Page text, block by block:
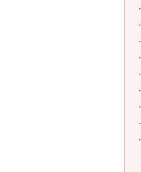
·
·
·
·
·
·
·
·
·